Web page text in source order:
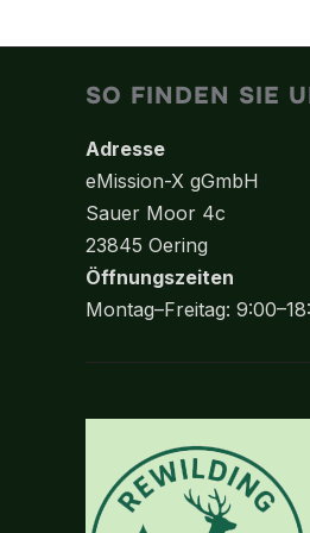
Die
SO FINDEN SIE
Adresse
eMission-X gGmbH
Sauer Moor 4c
23845 Oering
Öffnungszeiten
Montag–Freitag: